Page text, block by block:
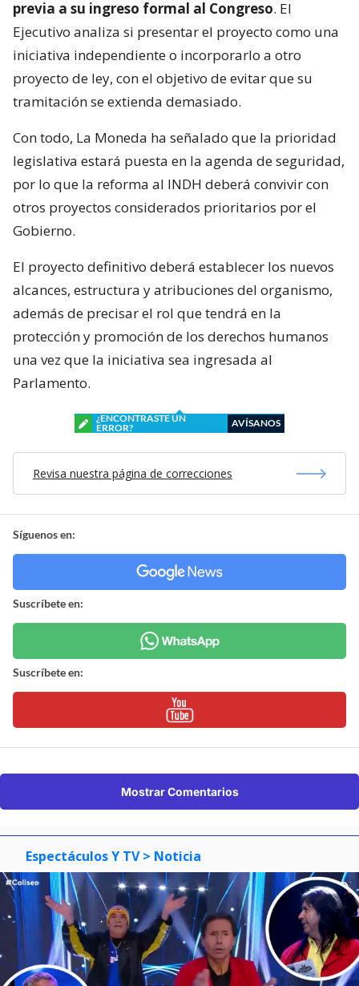
previa a su ingreso formal al Congreso. El
Ejecutivo analiza si presentar el proyecto como una
iniciativa independiente o incorporarlo a otro
proyecto de ley, con el objetivo de evitar que su
tramitación se extienda demasiado.
Con todo, La Moneda ha señalado que la prioridad
legislativa estará puesta en la agenda de seguridad,
por lo que la reforma al INDH deberá convivir con
otros proyectos considerados prioritarios por el
Gobierno.
El proyecto definitivo deberá establecer los nuevos
alcances, estructura y atribuciones del organismo,
además de precisar el rol que tendrá en la
protección y promoción de los derechos humanos
una vez que la iniciativa sea ingresada al
Parlamento.
¿ENCONTRASTE UN
ERROR?
AVÍSANOS
Revisa nuestra página de correcciones
Síguenos en:
Suscríbete en:
Suscríbete en:
Mostrar Comentarios
Espectáculos Y TV > Noticia